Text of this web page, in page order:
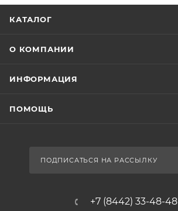
КАТАЛОГ
О КОМПАНИИ
ИНФОРМАЦИЯ
ПОМОЩЬ
ПОДПИСАТЬСЯ НА РАССЫЛКУ
+7 (8442) 33-48-48